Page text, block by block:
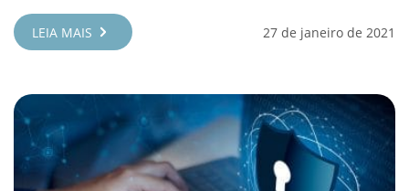
LEIA MAIS 27 de janeiro de 2021